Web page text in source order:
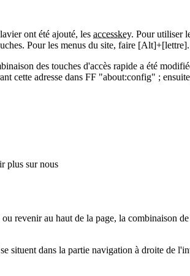
ont été ajouté, les accesskey. Pour utiliser
Pour les menus du site, faire
des touches d'accès rapide a été
cette adresse dans FF "about:config" ;
plus sur nous
revenir au haut de la page, la combinaison
situent dans la partie navigation à droite